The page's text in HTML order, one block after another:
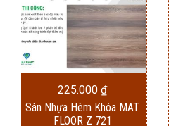
225.000 ₫
Sàn Nhựa Hèm Khóa MAT
FLOOR Z 721